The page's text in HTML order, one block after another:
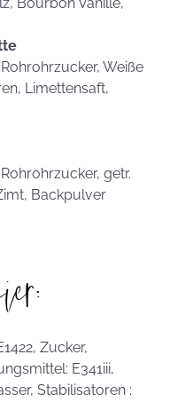
Weiße
Limettensaft,
getr.
Backpulver
Zucker,
E341iii,
Stabilisatoren :